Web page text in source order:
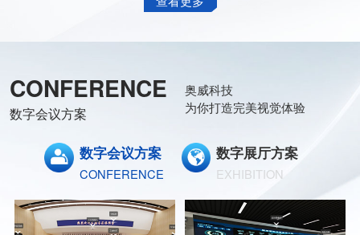
CONFERENCE
数字会议方案
奥威科技
为你打造完美视觉体验
数字会议方案
CONFERENCE
数字展厅方案
EXHIBITION